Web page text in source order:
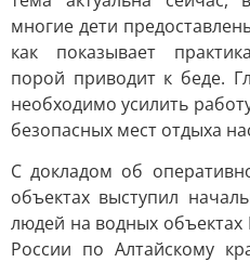
многие дети
как показывает
порой приводит к беде.
необходимо усилить
безопасных мест отдыха
С докладом об
объектах выступил
людей на водных
России по Алтайскому